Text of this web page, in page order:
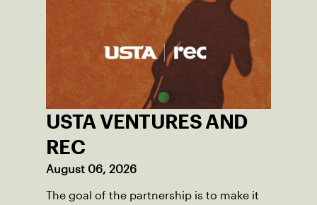
USTA VENTURES AND
REC
August 06, 2026
The goal of the partnership is to make it